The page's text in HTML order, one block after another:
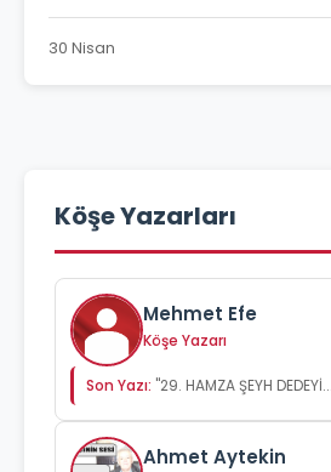
30 Nisan
Köşe Yazarları
Mehmet Efe
Köşe Yazarı
Son Yazı: "29. HAMZA ŞEYH
Ahmet Aytekin